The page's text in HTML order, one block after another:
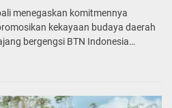
menegaskan komitmennya
kekayaan budaya daerah
bergengsi BTN Indonesia